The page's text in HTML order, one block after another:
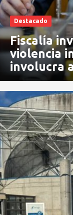
Destacado
Fiscalía
violencia
involucra